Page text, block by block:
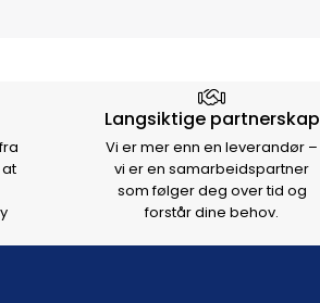
Langsiktige partnerskap
Vi er mer enn en leverandør –
vi er en samarbeidspartner
som følger deg over tid og
forstår dine behov.